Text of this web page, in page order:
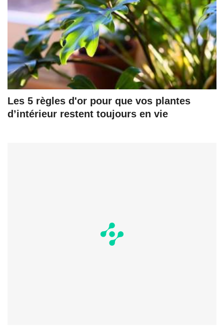
Les 5 règles d'or pour que vos plantes
d’intérieur restent toujours en vie